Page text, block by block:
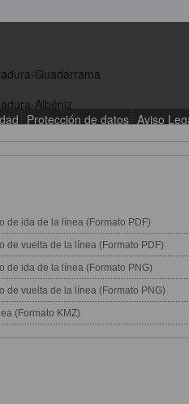
de ida de la línea (Formato PDF)
de vuelta de la línea (Formato PDF)
de ida de la línea (Formato PNG)
de vuelta de la línea (Formato PNG)
(Formato KMZ)